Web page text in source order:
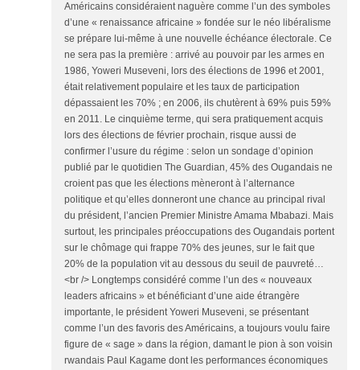
Américains considéraient naguère comme l’un des symboles
d’une « renaissance africaine » fondée sur le néo libéralisme
se prépare lui-même à une nouvelle échéance électorale. Ce
ne sera pas la première : arrivé au pouvoir par les armes en
1986, Yoweri Museveni, lors des élections de 1996 et 2001,
était relativement populaire et les taux de participation
dépassaient les 70% ; en 2006, ils chutèrent à 69% puis 59%
en 2011. Le cinquième terme, qui sera pratiquement acquis
lors des élections de février prochain, risque aussi de
confirmer l’usure du régime : selon un sondage d’opinion
publié par le quotidien The Guardian, 45% des Ougandais ne
croient pas que les élections mèneront à l’alternance
politique et qu’elles donneront une chance au principal rival
du président, l’ancien Premier Ministre Amama Mbabazi. Mais
surtout, les principales préoccupations des Ougandais portent
sur le chômage qui frappe 70% des jeunes, sur le fait que
20% de la population vit au dessous du seuil de pauvreté…
<br /> Longtemps considéré comme l’un des « nouveaux
leaders africains » et bénéficiant d’une aide étrangère
importante, le président Yoweri Museveni, se présentant
comme l’un des favoris des Américains, a toujours voulu faire
figure de « sage » dans la région, damant le pion à son voisin
rwandais Paul Kagame dont les performances économiques